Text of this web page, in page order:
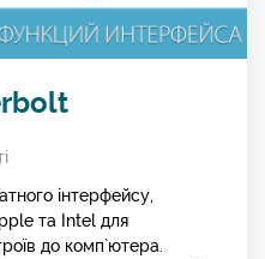
інтерфейсу,
та Intel для
до комп`ютера.